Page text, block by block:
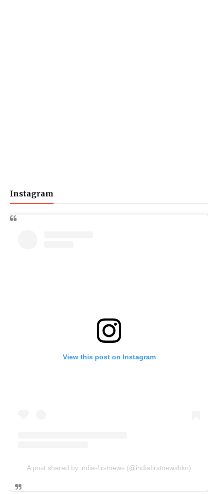
Instagram
View this post on Instagram
A post shared by india-firstnews (@indiafirstnewsbkn)